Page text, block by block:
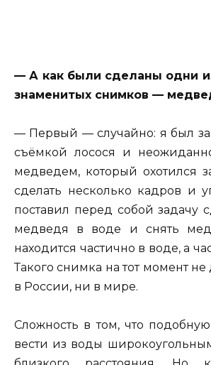
— А как были сделаны одни
знаменитых снимков —
— Первый — случайно: я был
съёмкой лосося и
медведем, который охотился
сделать несколько кадров и
поставил перед собой задачу
медведя в воде и снять
находится частично в воде, а
Такого снимка на тот момент
в России, ни в мире.
Сложность в том, что
вести из воды